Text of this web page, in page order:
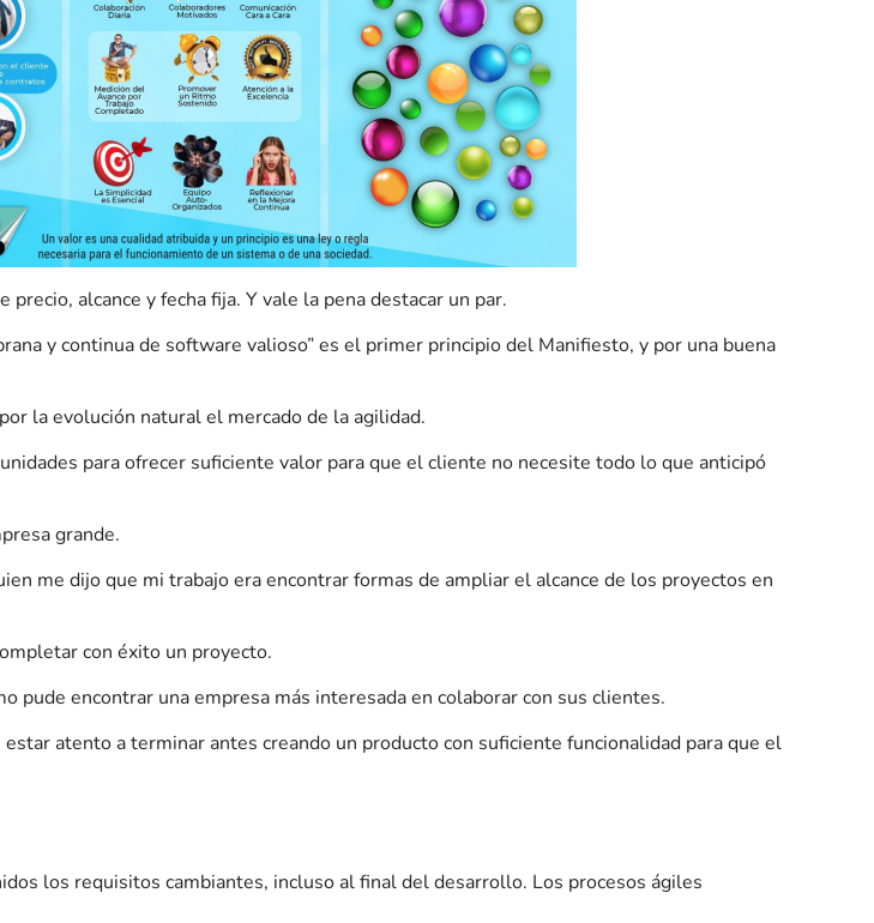
alcance y fecha fija. Y vale la pena destacar un par.
y continua de software valioso” es el primer principio del Manifiesto, y por una buena
la evolución natural el mercado de la agilidad.
para ofrecer suficiente valor para que el cliente no necesite todo lo que anticipó
grande.
me dijo que mi trabajo era encontrar formas de ampliar el alcance de los proyectos en
con éxito un proyecto.
pude encontrar una empresa más interesada en colaborar con sus clientes.
estar atento a terminar antes creando un producto con suficiente funcionalidad para que el
los requisitos cambiantes, incluso al final del desarrollo. Los procesos ágiles